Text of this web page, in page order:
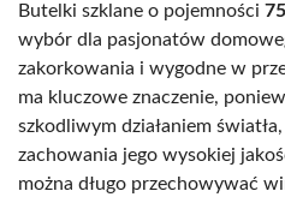
Butelki szklane o pojemności
wybór dla pasjonatów
zakorkowania i wygodne w
ma kluczowe znaczenie,
szkodliwym działaniem
zachowania jego wysokiej
można długo przechowywać